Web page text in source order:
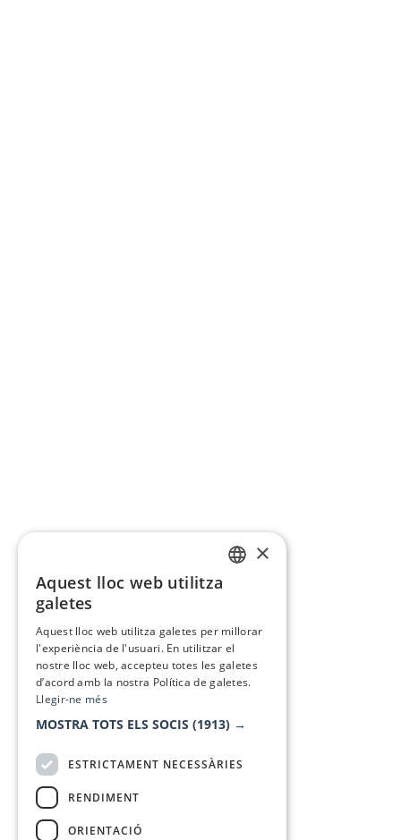
×
Aquest lloc web utilitza
galetes
Aquest lloc web utilitza galetes per millorar
l'experiència de l'usuari. En utilitzar el
nostre lloc web, accepteu totes les galetes
d’acord amb la nostra Política de galetes.
Llegir-ne més
MOSTRA TOTS ELS SOCIS (1913) →
ESTRICTAMENT NECESSÀRIES
RENDIMENT
ORIENTACIÓ